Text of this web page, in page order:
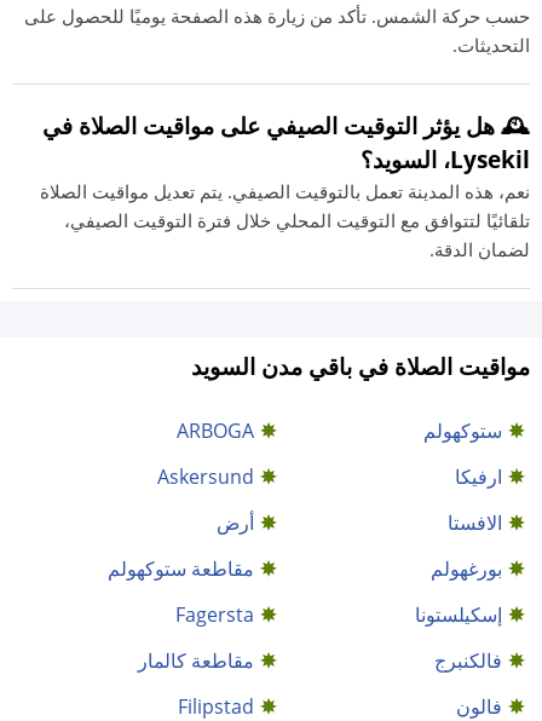
حسب حركة الشمس. تأكد من زيارة هذه الصفحة يوميًا للحصول على
التحديثات.
🕰️ هل يؤثر التوقيت الصيفي على مواقيت الصلاة في
Lysekil، السويد؟
نعم، هذه المدينة تعمل بالتوقيت الصيفي. يتم تعديل مواقيت الصلاة
تلقائيًا لتتوافق مع التوقيت المحلي خلال فترة التوقيت الصيفي،
لضمان الدقة.
مواقيت الصلاة في باقي مدن السويد
ستوكهولم
ARBOGA
ارفيكا
Askersund
الافستا
أرض
بورغهولم
مقاطعة ستوكهولم
إسكيلستونا
Fagersta
فالكنبرج
مقاطعة كالمار
فالون
Filipstad